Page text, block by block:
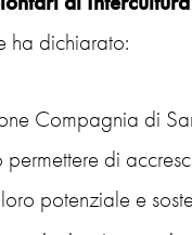
ha dichiarato:
Compagnia di
permettere di
potenziale e